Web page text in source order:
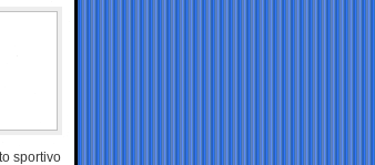
sportivo